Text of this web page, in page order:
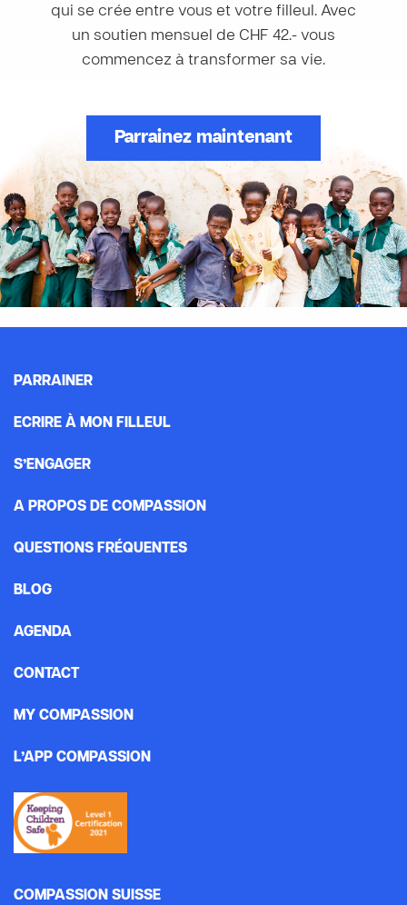
qui se crée entre vous et votre filleul. Avec
un soutien mensuel de CHF 42.- vous
commencez à transformer sa vie.
Parrainez maintenant
PARRAINER
ECRIRE À MON FILLEUL
S’ENGAGER
A PROPOS DE COMPASSION
QUESTIONS FRÉQUENTES
BLOG
AGENDA
CONTACT
MY COMPASSION
L’APP COMPASSION
COMPASSION SUISSE